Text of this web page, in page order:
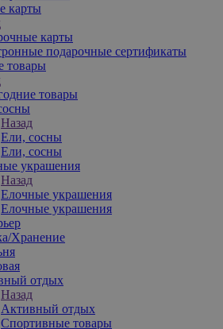
карты
карты
подарочные сертификаты
товары
товары
Назад
Ели, сосны
Ели, сосны
украшения
Назад
Елочные украшения
Елочные украшения
Хранение
отдых
Назад
Активный отдых
Спортивные товары